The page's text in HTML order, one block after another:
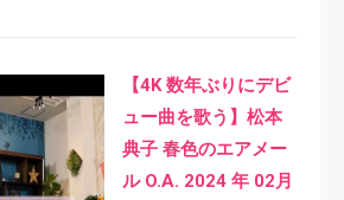
【4K 数年ぶりにデビ
ュー曲を歌う】松本
典子 春色のエアメー
ル O.A. 2024 年 02月